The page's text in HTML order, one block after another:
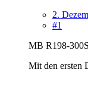
2.
#1
MB R198-
Mit den ersten